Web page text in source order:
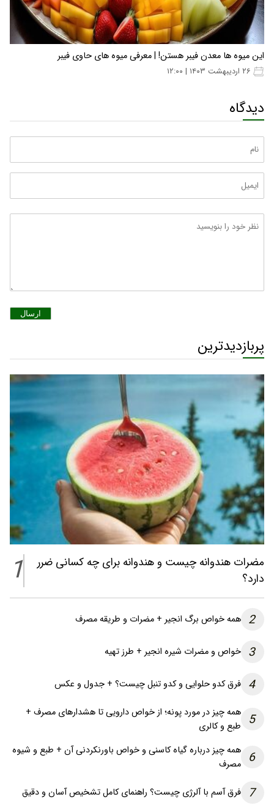
این میوه ها معدن فیبر هستن! | معرفی میوه های حاوی فیبر
دیدگاه
ارسال
پربازدیدترین
مضرات هندوانه چیست و هندوانه برای چه کسانی ضرر
دارد؟
1
2 همه خواص برگ انجیر + مضرات و طریقه مصرف
3 خواص و مضرات شیره انجیر + طرز تهیه
4 فرق کدو حلوایی و کدو تنبل چیست؟ + جدول و عکس
5
همه چیز در مورد پونه؛ از خواص دارویی تا هشدارهای مصرف +
طبع و کالری
6
همه چیز درباره گیاه کاسنی و خواص باورنکردنی آن + طبع و شیوه
مصرف
7 فرق آسم با آلرژی چیست؟ راهنمای کامل تشخیص آسان و دقیق